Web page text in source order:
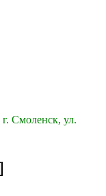
Смоленск, ул.